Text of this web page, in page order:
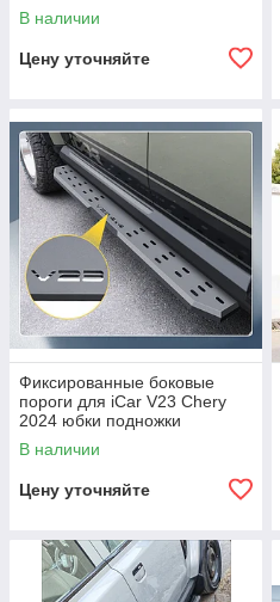
В наличии
Цену уточняйте
Фиксированные боковые
пороги для iCar V23 Chery
2024 юбки подножки
стальные пороги
В наличии
Цену уточняйте